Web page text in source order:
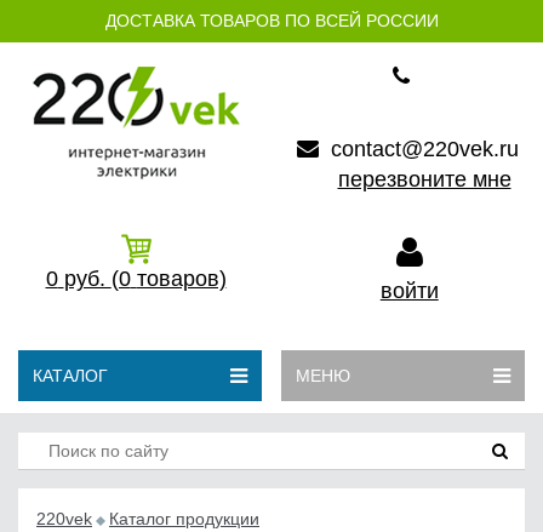
ДОСТАВКА ТОВАРОВ ПО ВСЕЙ РОССИИ
contact@220vek.ru
перезвоните мне
0 руб. (0 товаров) войти
КАТАЛОГ МЕНЮ
220vek
Каталог продукции